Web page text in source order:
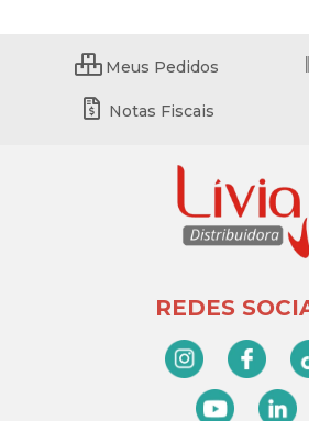
Meus Pedidos
Notas Fiscais
REDES